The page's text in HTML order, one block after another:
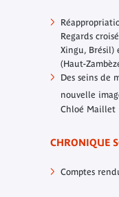
Regards
Xingu,
(Haut-
Des seins de
nouvelle
Chloé Maillet
CHRONIQUE
Comptes